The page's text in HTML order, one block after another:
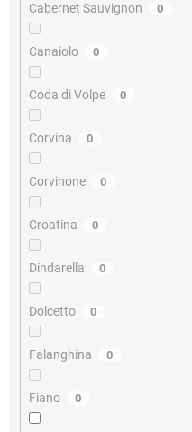
Cabernet Sauvignon 0
Canaiolo 0
Coda di Volpe 0
Corvina 0
Corvinone 0
Croatina 0
Dindarella 0
Dolcetto 0
Falanghina 0
Fiano 0